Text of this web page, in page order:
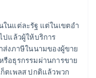
นแต่ละรัฐ แต่ในเขตอํา
ปแล้วผู้ให้บริการ
ส่งภาษีในนามของผู้ขาย
อธุรกรรมผ่านการขาย
ตเพลส ปกติแล้วพวก